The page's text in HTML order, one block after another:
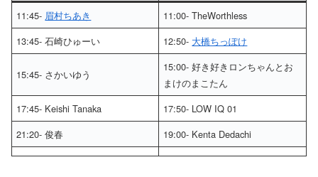
11:45- 眉村ちあき
11:00- TheWorthless
13:45- 石崎ひゅーい
12:50- 大橋ちっぽけ
15:45- さかいゆう
15:00- 好き好きロンちゃんとお
まけのまこたん
17:45- Keishi Tanaka
17:50- LOW IQ 01
21:20- 俊春
19:00- Kenta Dedachi